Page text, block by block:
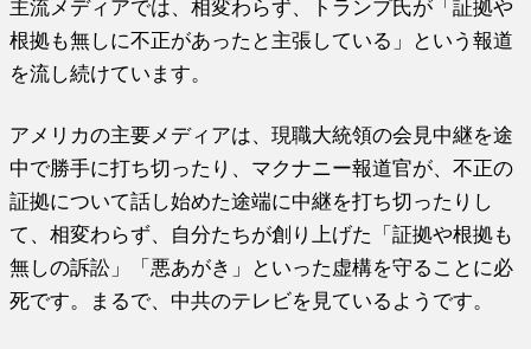
主流メディアでは、相変わらず、トランプ氏が「証拠や
根拠も無しに不正があったと主張している」という報道
を流し続けています。
アメリカの主要メディアは、現職大統領の会見中継を途
中で勝手に打ち切ったり、マクナニー報道官が、不正の
証拠について話し始めた途端に中継を打ち切ったりし
て、相変わらず、自分たちが創り上げた「証拠や根拠も
無しの訴訟」「悪あがき」といった虚構を守ることに必
死です。まるで、中共のテレビを見ているようです。